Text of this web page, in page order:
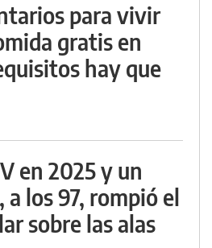
para vivir
gratis en
hay que
en 2025 y un
a los 97, rompió el
sobre las alas